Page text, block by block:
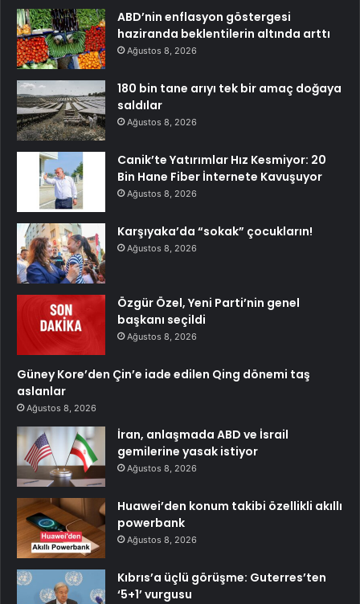
ABD’nin enflasyon göstergesi
haziranda beklentilerin altında arttı
Ağustos 8, 2026
180 bin tane arıyı tek bir amaç doğaya
saldılar
Ağustos 8, 2026
Canik’te Yatırımlar Hız Kesmiyor: 20
Bin Hane Fiber İnternete Kavuşuyor
Ağustos 8, 2026
Karşıyaka’da “sokak” çocukların!
Ağustos 8, 2026
Özgür Özel, Yeni Parti’nin genel
başkanı seçildi
Ağustos 8, 2026
Güney Kore’den Çin’e iade edilen Qing dönemi taş
aslanlar
Ağustos 8, 2026
İran, anlaşmada ABD ve İsrail
gemilerine yasak istiyor
Ağustos 8, 2026
Huawei’den konum takibi özellikli akıllı
powerbank
Ağustos 8, 2026
Kıbrıs’a üçlü görüşme: Guterres’ten
‘5+1’ vurgusu